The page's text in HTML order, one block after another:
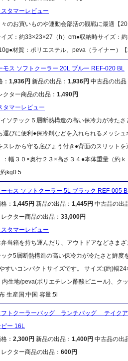
スタマーレビュー
々のお買いものや運動会部活の観戦に最適
イズ：約33×23×27（h）cm●収納時サイズ：
材質：ポリエステル、peva（ライナー）【
モス ソフトクーラー 20L ブルー REF-020 BL
： 1,936円 新品の出品： 1,936円 中古品の出品
クター商品の出品： 1,490円
タマーレビュー
ソテック５層断熱構造の高い保冷力が冷た
運びに便利●保冷剤などを入れられるメッシ
スレから守る底びょう付き●背面のスリット
：幅３０×奥行２３×高さ３４●本体重量（約
kg0.5
モス ソフトクーラー 5L ブラック REF-005
： 1,445円 新品の出品： 1,445円 中古品の出
レクター商品の出品： 33,000円
スタマーレビュー
弁当箱を持ち運んだり、アウトドアなどさま
ック5層断熱構造の高い保冷力が冷たさと鮮度
すいコンパクトサイズです。 サイズ:(約)幅
生地/peva(ポリエチレン酢酸ビニール)、ク
生産国:中国 容量:5l
フトクーラーバッグ ランチバッグ テイ
ピー 16L
： 2,300円 新品の出品： 1,400円 中古品の出
レクター商品の出品： 600円